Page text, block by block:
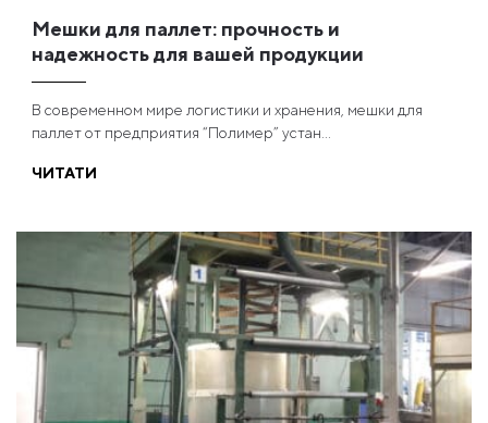
Мешки для паллет: прочность и
надежность для вашей продукции
В современном мире логистики и хранения, мешки для
паллет от предприятия “Полимер” устан...
ЧИТАТИ